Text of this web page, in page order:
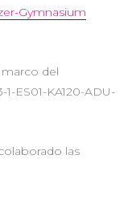
Gymnasium
marco del
ES01-KA120-ADU-
las